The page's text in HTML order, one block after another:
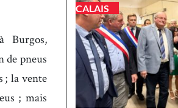
Burgos,
de pneus
; la vente
; mais
CALAIS